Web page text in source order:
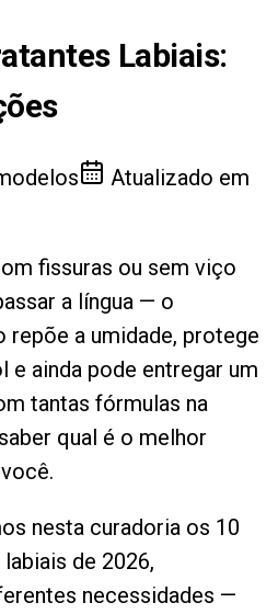
Labiais:
Atualizado em
fissuras ou sem viço
a língua — o
repõe a umidade, protege
e ainda pode entregar um
tantas fórmulas na
qual é o melhor
nesta curadoria os 10
de 2026,
necessidades —